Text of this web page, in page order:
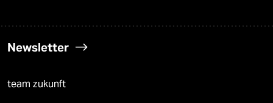
Newsletter
team zukunft